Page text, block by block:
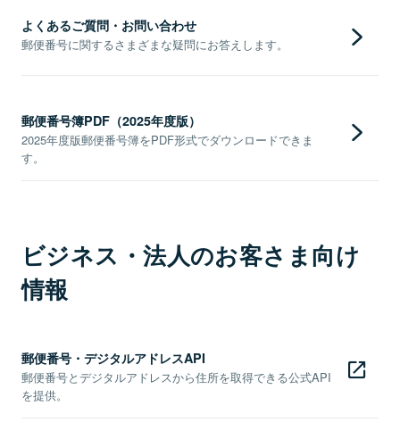
よくあるご質問・お問い合わせ
郵便番号に関するさまざまな疑問にお答えします。
郵便番号簿PDF（2025年度版）
2025年度版郵便番号簿をPDF形式でダウンロードできま
す。
ビジネス・法人のお客さま向け
情報
郵便番号・デジタルアドレスAPI
郵便番号とデジタルアドレスから住所を取得できる公式API
を提供。